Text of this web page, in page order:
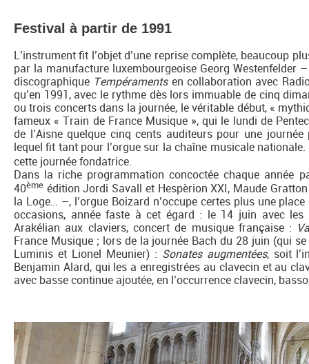
Festival à partir de 1991
L’instrument fit l’objet d’une reprise complète, beaucoup
par la manufacture luxembourgeoise Georg Westenfelder
discographique Tempéramentsen collaboration avec
qu’en 1991, avec le rythme dès lors immuable de cinq
ou trois concerts dans la journée, le véritable début, «
fameux « Train de France Musique », qui le lundi de
de l’Aisne quelque cinq cents auditeurs pour une
lequel fit tant pour l’orgue sur la chaîne musicale
cette journée fondatrice.
Dans la riche programmation concoctée chaque année
40ème édition Jordi Savall et Hespèrion XXI, Maude
la Loge… –, l’orgue Boizard n’occupe certes plus une
occasions, année faste à cet égard : le 14 juin avec
Arakélian aux claviers, concert de musique française :
France Musique ; lors de la journée Bach du 28 juin (qui
Luminis et Lionel Meunier) : Sonates augmentées, soit
Benjamin Alard, qui les a enregistrées au clavecin et au
avec basse continue ajoutée, en l’occurrence clavecin,